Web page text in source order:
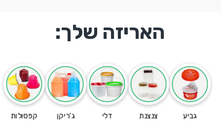
האריזה שלך:
גביע צנצנת דלי ג'ריקן קפסולות